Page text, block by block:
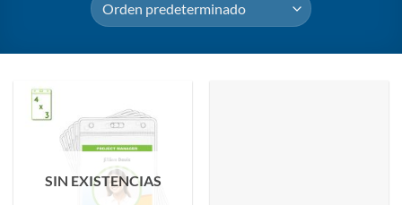
SIN EXISTENCIAS